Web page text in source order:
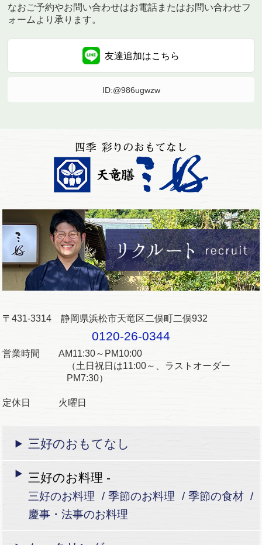
なおご予約やお問い合わせはお電話またはお問い合わせフ
ォームより承ります。
友達追加はこちら
ID:@986ugwzw
〒431-3314 静岡県浜松市天竜区二俣町二俣932
0120-26-0344
営業時間 AM11:30～PM10:00
（土日祝日は11:00～、ラストオーダー
PM7:30）
定休日 火曜日
三好のおもてなし
三好のお料理 -
三好のお料理 季節のお料理
季節の食材
慶事・法事のお料理